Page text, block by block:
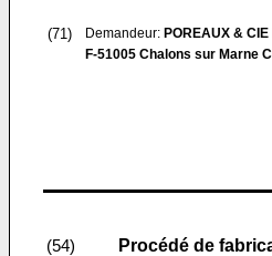
(71) Demandeur: POREAUX &
F-51005 Chalons sur Marne
(54) Procédé de